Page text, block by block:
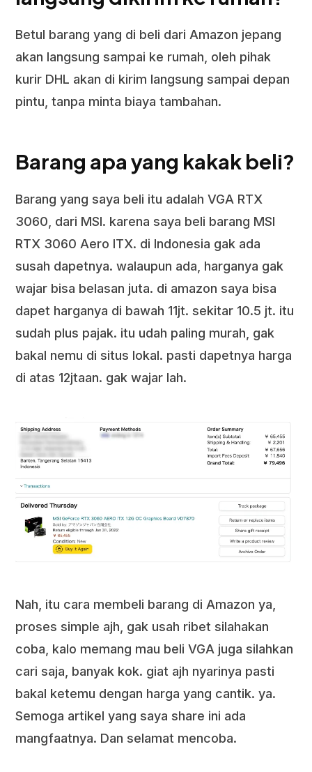
Betul barang yang di beli dari Amazon jepang
akan langsung sampai ke rumah, oleh pihak
kurir DHL akan di kirim langsung sampai depan
pintu, tanpa minta biaya tambahan.
Barang apa yang kakak beli?
Barang yang saya beli itu adalah VGA RTX
3060, dari MSI. karena saya beli barang MSI
RTX 3060 Aero ITX. di Indonesia gak ada
susah dapetnya. walaupun ada, harganya gak
wajar bisa belasan juta. di amazon saya bisa
dapet harganya di bawah 11jt. sekitar 10.5 jt. itu
sudah plus pajak. itu udah paling murah, gak
bakal nemu di situs lokal. pasti dapetnya harga
di atas 12jtaan. gak wajar lah.
Nah, itu cara membeli barang di Amazon ya,
proses simple ajh, gak usah ribet silahakan
coba, kalo memang mau beli VGA juga silahkan
cari saja, banyak kok. giat ajh nyarinya pasti
bakal ketemu dengan harga yang cantik. ya.
Semoga artikel yang saya share ini ada
mangfaatnya. Dan selamat mencoba.